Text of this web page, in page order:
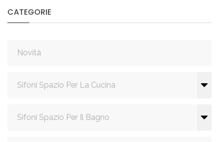
CATEGORIE
Novità
Sifoni Spazio Per La Cucina
Sifoni Spazio Per Il Bagno